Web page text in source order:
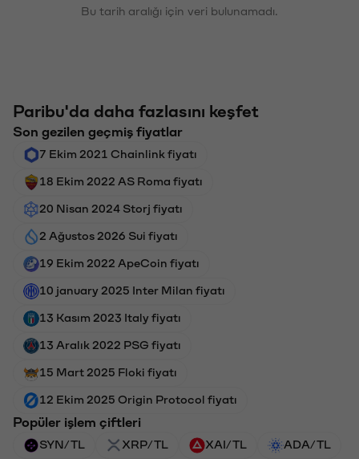
Bu tarih aralığı için veri bulunamadı.
Paribu'da daha fazlasını keşfet
Son gezilen geçmiş fiyatlar
7 Ekim 2021 Chainlink fiyatı
18 Ekim 2022 AS Roma fiyatı
20 Nisan 2024 Storj fiyatı
2 Ağustos 2026 Sui fiyatı
19 Ekim 2022 ApeCoin fiyatı
10 january 2025 Inter Milan fiyatı
13 Kasım 2023 Italy fiyatı
13 Aralık 2022 PSG fiyatı
15 Mart 2025 Floki fiyatı
12 Ekim 2025 Origin Protocol fiyatı
Popüler işlem çiftleri
SYN/TL XRP/TL XAI/TL ADA/TL